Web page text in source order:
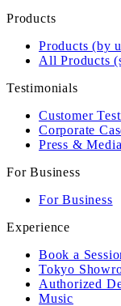
Products
Products (by
All Products
Testimonials
Customer
Corporate
Press & Media
For Business
For Business
Experience
Book a
Tokyo
Authorized
Music